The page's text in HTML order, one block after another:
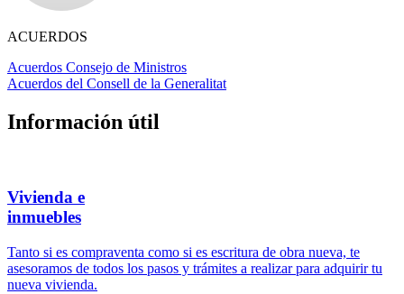
ACUERDOS
Acuerdos Consejo de Ministros
Acuerdos del Consell de la Generalitat
Información útil
Vivienda e
inmuebles
Tanto si es compraventa como si es escritura de obra nueva, te
asesoramos de todos los pasos y trámites a realizar para adquirir tu
nueva vivienda.